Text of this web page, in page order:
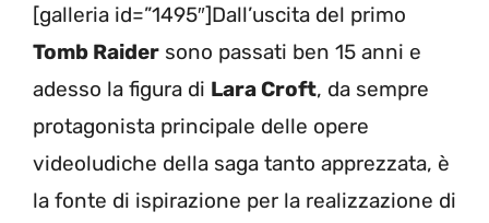
[galleria id=”1495″]Dall’uscita del primo
Tomb Raider sono passati ben 15 anni e
adesso la figura di Lara Croft, da sempre
protagonista principale delle opere
videoludiche della saga tanto apprezzata, è
la fonte di ispirazione per la realizzazione di